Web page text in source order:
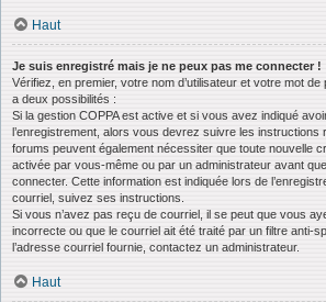
Haut
Je suis enregistré mais je ne peux pas me connecter !
Vérifiez, en premier, votre nom d’utilisateur et votre mot
a deux possibilités :
Si la gestion COPPA est active et si vous avez indiqué
l’enregistrement, alors vous devrez suivre les instructions
forums peuvent également nécessiter que toute nouvelle
activée par vous-même ou par un administrateur avant
connecter. Cette information est indiquée lors de
courriel, suivez ses instructions.
Si vous n’avez pas reçu de courriel, il se peut que vous
incorrecte ou que le courriel ait été traité par un filtre anti-
l’adresse courriel fournie, contactez un administrateur.
Haut